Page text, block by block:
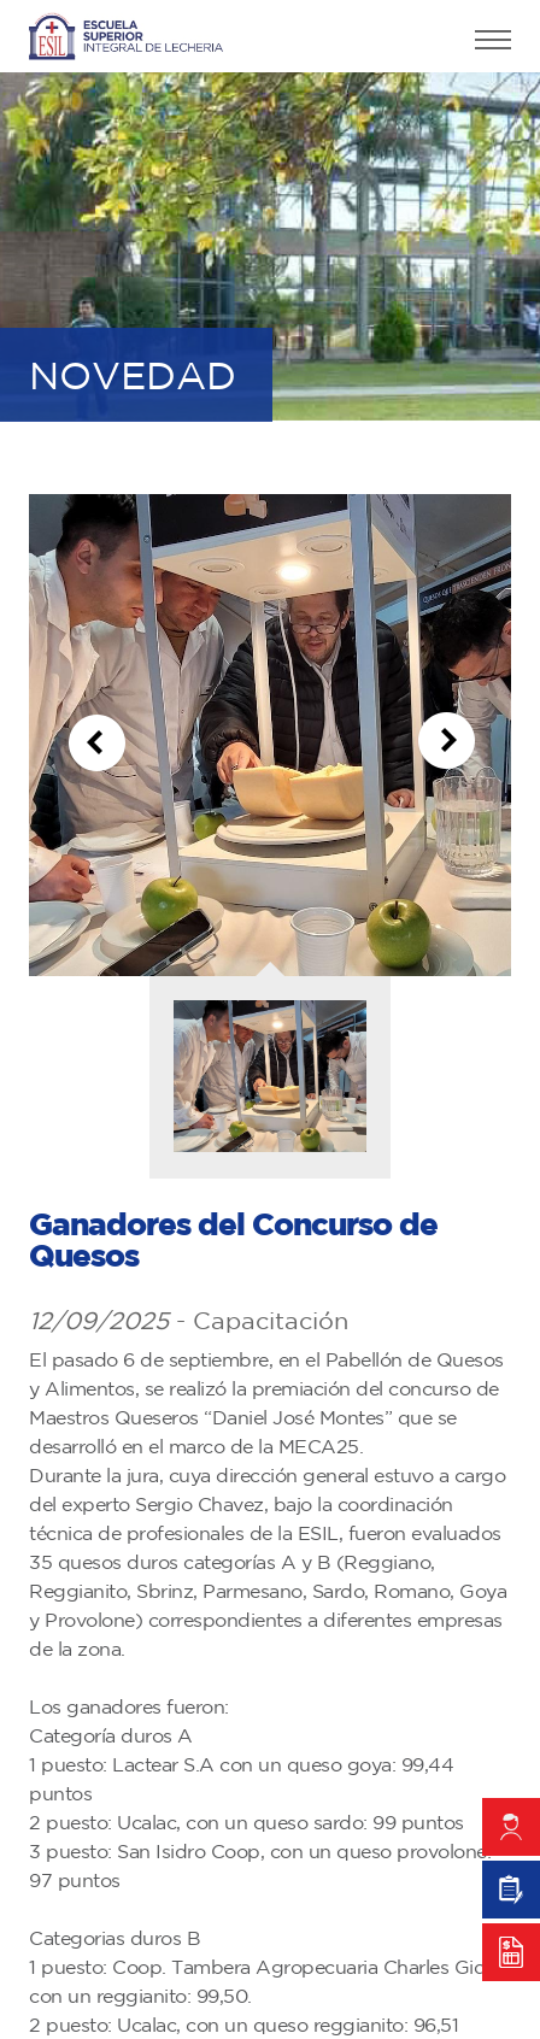
NOVEDAD
Ganadores del Concurso de
Quesos
12/09/2025- Capacitación
El pasado 6 de septiembre, en el Pabellón de Quesos
y Alimentos, se realizó la premiación del concurso de
Maestros Queseros “Daniel José Montes” que se
desarrolló en el marco de la MECA25.
Durante la jura, cuya dirección general estuvo a cargo
del experto Sergio Chavez, bajo la coordinación
técnica de profesionales de la ESIL, fueron evaluados
35 quesos duros categorías A y B (Reggiano,
Reggianito, Sbrinz, Parmesano, Sardo, Romano, Goya
y Provolone) correspondientes a diferentes empresas
de la zona.
Los ganadores fueron:
Categoría duros A
1 puesto: Lactear S.A con un queso goya: 99,44
puntos
2 puesto: Ucalac, con un queso sardo: 99 puntos
3 puesto: San Isidro Coop, con un queso provolone:
97 puntos
Categorias duros B
1 puesto: Coop. Tambera Agropecuaria Charles Gide,
con un reggianito: 99,50.
2 puesto: Ucalac, con un queso reggianito: 96,51